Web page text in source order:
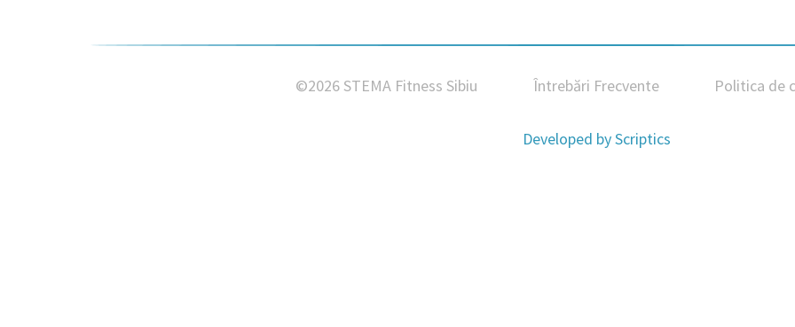
©2026 STEMA Fitness Sibiu Întrebări Frecvente Politica de
Developed byScriptics